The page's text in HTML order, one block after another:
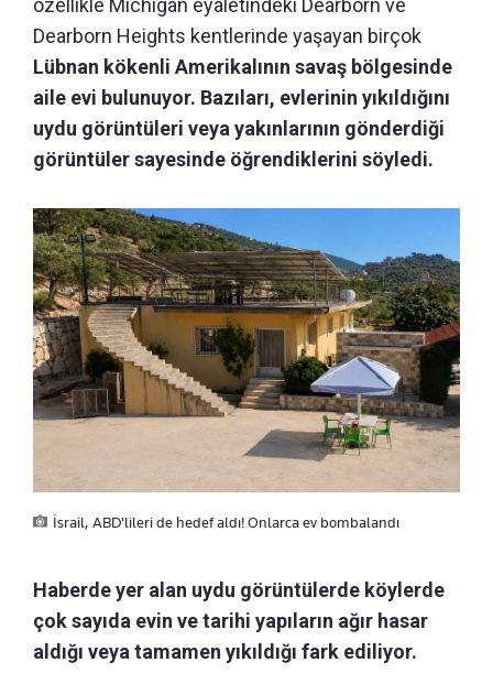
Dearborn Heights kentlerinde yaşayan birçok
Lübnan kökenli Amerikalının savaş bölgesinde
aile evi bulunuyor. Bazıları, evlerinin yıkıldığını
uydu görüntüleri veya yakınlarının gönderdiği
görüntüler sayesinde öğrendiklerini söyledi.
İsrail, ABD'lileri de hedef aldı! Onlarca ev bombalandı
Haberde yer alan uydu görüntülerde köylerde
çok sayıda evin ve tarihi yapıların ağır hasar
aldığı veya tamamen yıkıldığı fark ediliyor.